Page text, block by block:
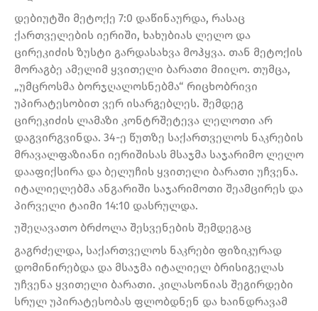
დებიუტში მეტოქე 7:0 დაწინაურდა, რასაც
ქართველების იერიში, ხახუბიას ლელო და
ცირეკიძის ზუსტი გარდასახვა მოჰყვა. თან მეტოქის
მორაგბე ამელიმ ყვითელი ბარათი მიიღო. თუმცა,
„უმცროსმა ბორჯღალოსნებმა“ რიცხობრივი
უპირატესობით ვერ ისარგებლეს. შემდეგ
ცირეკიძის ლამაზი კონტრშეტევა ლელოთი არ
დაგვირგვინდა. 34-ე წუთზე საქართველოს ნაკრების
მრავალფაზიანი იერიშისას მსაჯმა საჯარიმო ლელო
დააფიქსირა და ბელუჩის ყვითელი ბარათი უჩვენა.
იტალიელებმა ანგარიში საჯარიმოთი შეამცირეს და
პირველი ტაიმი 14:10 დასრულდა.
უშეღავათო ბრძოლა შესვენების შემდეგაც
გაგრძელდა, საქართველოს ნაკრები ფიზიკურად
დომინირებდა და მსაჯმა იტალიელ ბრისიგელას
უჩვენა ყვითელი ბარათი. კილასონიას შეგირდები
სრულ უპირატესობას ფლობდნენ და ხაინდრავამ